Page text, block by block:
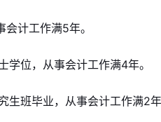
计工作满5年。
学位，从事会计工作满4年。
生班毕业，从事会计工作满2年